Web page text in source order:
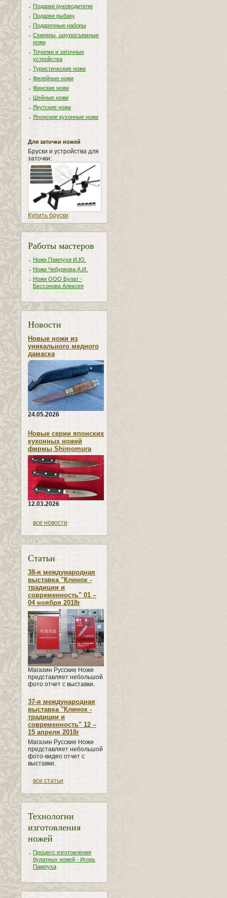
Подарки руководителю
Подарки рыбаку
Подарочные наборы
Скинеры, шкуросъемные
ножи
Точилки и заточные
устройства
Туристические ножи
Филейные ножи
Финские ножи
Шейные ножи
Якутские ножи
Японские кухонные ножи
Для заточки ножей
Бруски и устройства для
заточки:
Купить бруски
Работы мастеров
Ножи Пампухи И.Ю.
Ножи Чебуркова А.И.
Ножи ООО Булат -
Бессонова Алексея
Новости
Новые ножи из
уникального медного
дамаска
24.05.2026
Новые серии японских
кухонных ножей
фирмы Shimomura
12.03.2026
все новости
Статьи
38-я международная
выставка "Клинок -
традиции и
современность" 01 –
04 ноября 2018г
Магазин Русские Ножи
представляет небольшой
фото отчет с выставки.
37-я международная
выставка "Клинок -
традиции и
современность" 12 –
15 апреля 2018г
Магазин Русские Ножи
представляет небольшой
фото-видео отчет с
выставки.
все статьи
Технологии
изготовления
ножей
Процесс изготовления
булатных ножей - Игорь
Пампуха